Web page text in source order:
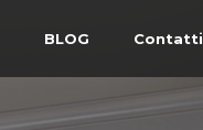
BLOG Contatti